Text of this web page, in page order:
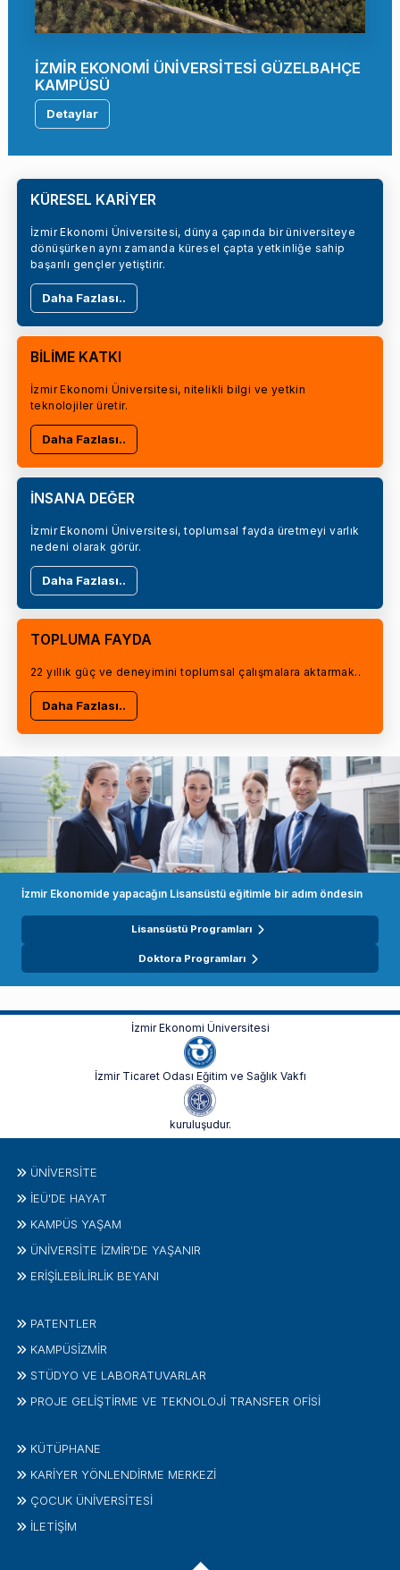
İZMİR EKONOMİ ÜNİVERSİTESİ GÜZELBAHÇE
KAMPÜSÜ
Detaylar
KÜRESEL KARİYER
İzmir Ekonomi Üniversitesi, dünya çapında bir üniversiteye
dönüşürken aynı zamanda küresel çapta yetkinliğe sahip
başarılı gençler yetiştirir.
Daha Fazlası..
BİLİME KATKI
İzmir Ekonomi Üniversitesi, nitelikli bilgi ve yetkin
teknolojiler üretir.
Daha Fazlası..
İNSANA DEĞER
İzmir Ekonomi Üniversitesi, toplumsal fayda üretmeyi varlık
nedeni olarak görür.
Daha Fazlası..
TOPLUMA FAYDA
22 yıllık güç ve deneyimini toplumsal çalışmalara aktarmak..
Daha Fazlası..
İzmir Ekonomide yapacağın Lisansüstü eğitimle bir adım öndesin
Lisansüstü Programları
Doktora Programları
İzmir Ekonomi Üniversitesi
İzmir Ticaret Odası Eğitim ve Sağlık Vakfı
kuruluşudur.
ÜNIVERSITE
İEÜ'DE HAYAT
KAMPÜS YAŞAM
ÜNİVERSİTE İZMİR'DE YAŞANIR
ERİŞİLEBİLİRLİK BEYANI
PATENTLER
KAMPÜSİZMIR
STÜDYO VE LABORATUVARLAR
PROJE GELIŞTIRME VE TEKNOLOJI TRANSFER OFISI
KÜTÜPHANE
KARİYER YÖNLENDİRME MERKEZİ
ÇOCUK ÜNIVERSITESI
İLETIŞIM